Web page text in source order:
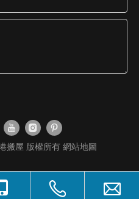
搬屋 版權所有 網站地圖